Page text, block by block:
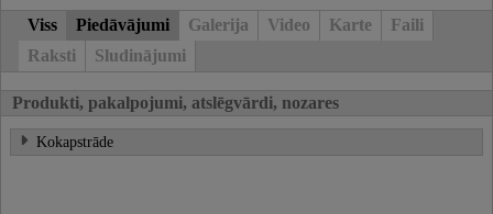
Viss Piedāvājumi Galerija Video Karte
Faili
Raksti
Sludinājumi
Produkti, pakalpojumi, atslēgvārdi, nozares
Kokapstrāde